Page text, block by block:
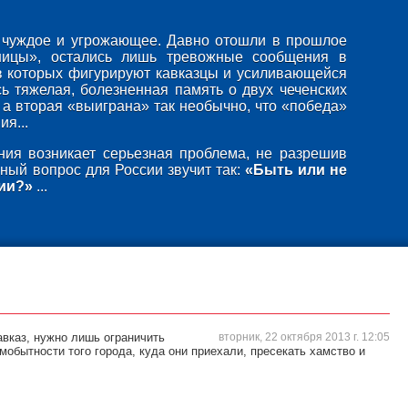
чуждое и угрожающее. Давно отошли в прошлое
остались лишь тревожные сообщения в
фигурируют кавказцы и усиливающейся
болезненная память о двух чеченских
вторая «выиграна» так необычно, что «победа»
возникает серьезная проблема, не разрешив
вопрос для России звучит так: «Быть или не
...
вторник, 22 октября 2013 г. 12:05
нужно лишь ограничить
того города, куда они приехали, пресекать хамство и